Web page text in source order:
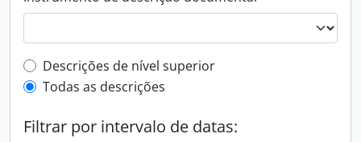
Filtro de descrição de nível superior
Descrições de nível superior
Todas as descrições
Filtrar por intervalo de datas: